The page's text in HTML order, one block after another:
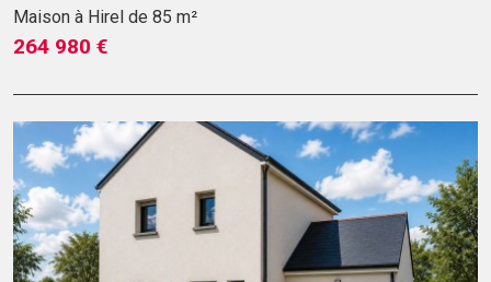
Maison à Hirel de 85 m²
264 980 €